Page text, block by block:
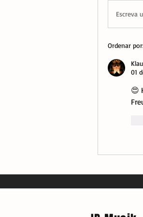
Escreva
Ordenar
01
😍